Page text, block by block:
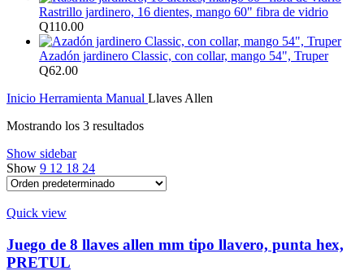
Rastrillo jardinero, 16 dientes, mango 60" fibra de vidrio
Q110.00
Azadón jardinero Classic, con collar, mango 54", Truper
Q62.00
Inicio Herramienta Manual Llaves Allen
Mostrando los 3 resultados
Show sidebar
Show 9 12 18 24
Quick view
Juego de 8 llaves allen mm tipo llavero, punta hex,
PRETUL